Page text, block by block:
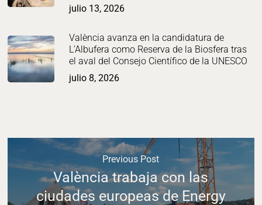
julio 13, 2026
València avanza en la candidatura de
L’Albufera como Reserva de la Biosfera tras
el aval del Consejo Científico de la UNESCO
julio 8, 2026
Previous Post
València trabaja con las
ciudades europeas de Energy